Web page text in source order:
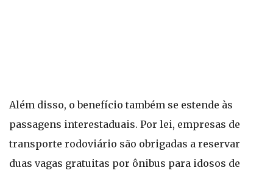
Além disso, o benefício também se estende às
passagens interestaduais. Por lei, empresas de
transporte rodoviário são obrigadas a reservar
duas vagas gratuitas por ônibus para idosos de